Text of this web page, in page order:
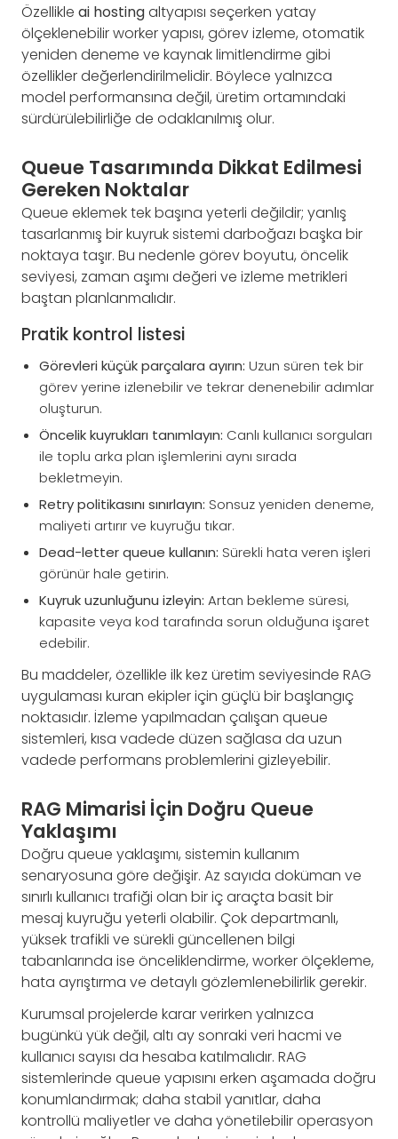
Özellikle ai hostingaltyapısı seçerken yatay
ölçeklenebilir worker yapısı, görev izleme, otomatik
yeniden deneme ve kaynak limitlendirme gibi
özellikler değerlendirilmelidir. Böylece yalnızca
model performansına değil, üretim ortamındaki
sürdürülebilirliğe de odaklanılmış olur.
Queue Tasarımında Dikkat Edilmesi
Gereken Noktalar
Queue eklemek tek başına yeterli değildir; yanlış
tasarlanmış bir kuyruk sistemi darboğazı başka bir
noktaya taşır. Bu nedenle görev boyutu, öncelik
seviyesi, zaman aşımı değeri ve izleme metrikleri
baştan planlanmalıdır.
Pratik kontrol listesi
Görevleri küçük parçalara ayırın: Uzun süren tek bir
görev yerine izlenebilir ve tekrar denenebilir adımlar
oluşturun.
Öncelik kuyrukları tanımlayın: Canlı kullanıcı sorguları
ile toplu arka plan işlemlerini aynı sırada
bekletmeyin.
Retry politikasını sınırlayın: Sonsuz yeniden deneme,
maliyeti artırır ve kuyruğu tıkar.
Dead-letter queue kullanın: Sürekli hata veren işleri
görünür hale getirin.
Kuyruk uzunluğunu izleyin: Artan bekleme süresi,
kapasite veya kod tarafında sorun olduğuna işaret
edebilir.
Bu maddeler, özellikle ilk kez üretim seviyesinde RAG
uygulaması kuran ekipler için güçlü bir başlangıç
noktasıdır. İzleme yapılmadan çalışan queue
sistemleri, kısa vadede düzen sağlasa da uzun
vadede performans problemlerini gizleyebilir.
RAG Mimarisi İçin Doğru Queue
Yaklaşımı
Doğru queue yaklaşımı, sistemin kullanım
senaryosuna göre değişir. Az sayıda doküman ve
sınırlı kullanıcı trafiği olan bir iç araçta basit bir
mesaj kuyruğu yeterli olabilir. Çok departmanlı,
yüksek trafikli ve sürekli güncellenen bilgi
tabanlarında ise önceliklendirme, worker ölçekleme,
hata ayrıştırma ve detaylı gözlemlenebilirlik gerekir.
Kurumsal projelerde karar verirken yalnızca
bugünkü yük değil, altı ay sonraki veri hacmi ve
kullanıcı sayısı da hesaba katılmalıdır. RAG
sistemlerinde queue yapısını erken aşamada doğru
konumlandırmak; daha stabil yanıtlar, daha
kontrollü maliyetler ve daha yönetilebilir operasyon